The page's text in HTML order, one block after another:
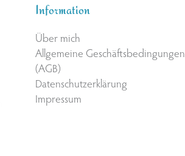
Information
Über mich
Allgemeine Geschäftsbedingungen
(AGB)
Datenschutzerklärung
Impressum